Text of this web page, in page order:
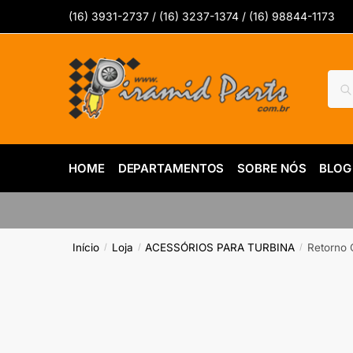
(16) 3931-2737 / (16) 3237-1374 / (16) 98844-1173
por:
HOME DEPARTAMENTOS SOBRE NÓS BLOG
Início / Loja / ACESSÓRIOS PARA TURBINA / Retorno